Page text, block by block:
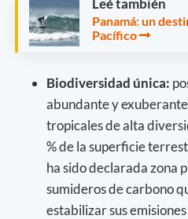
Leé también
Panamá: un
Pacífico
Biodiversidad única:
abundante y
tropicales de alta
% de la superficie
ha sido declarada zona
sumideros de carbono
estabilizar sus